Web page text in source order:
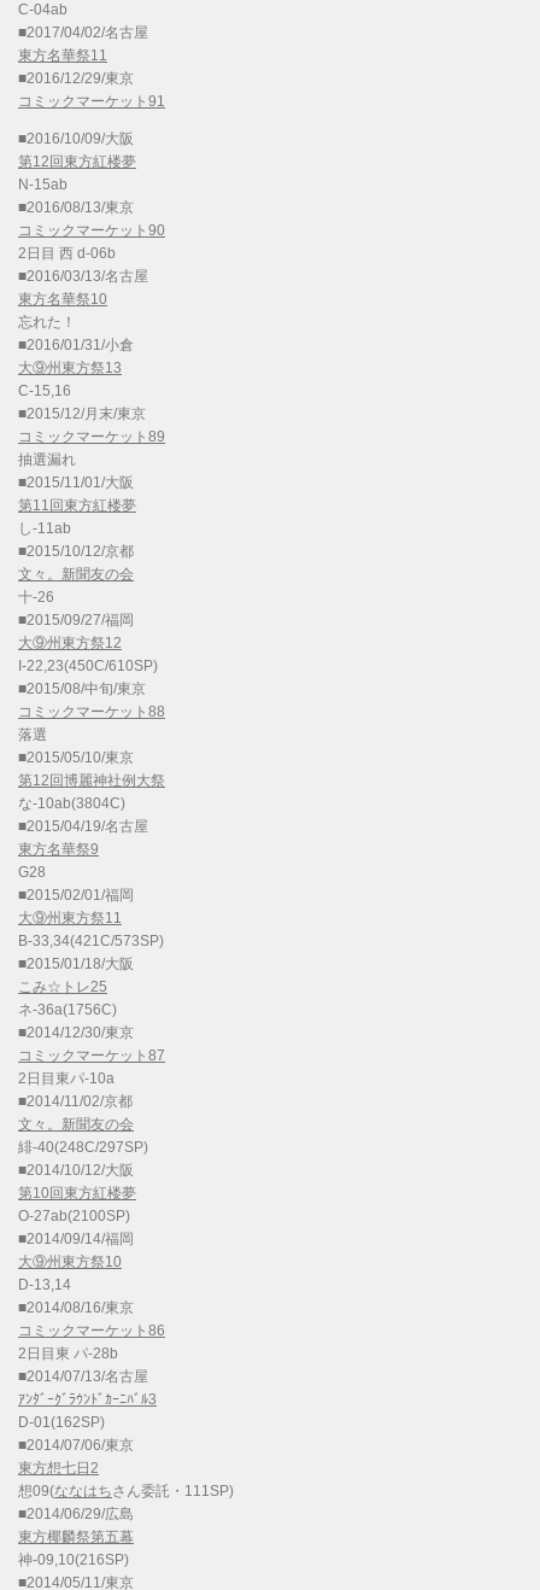
C-04ab
■2017/04/02/名古屋
東方名華祭11
■2016/12/29/東京
コミックマーケット91
■2016/10/09/大阪
第12回東方紅楼夢
N-15ab
■2016/08/13/東京
コミックマーケット90
2日目 西 d-06b
■2016/03/13/名古屋
東方名華祭10
忘れた！
■2016/01/31/小倉
大⑨州東方祭13
C-15,16
■2015/12/月末/東京
コミックマーケット89
抽選漏れ
■2015/11/01/大阪
第11回東方紅楼夢
し-11ab
■2015/10/12/京都
文々。新聞友の会
十-26
■2015/09/27/福岡
大⑨州東方祭12
I-22,23(450C/610SP)
■2015/08/中旬/東京
コミックマーケット88
落選
■2015/05/10/東京
第12回博麗神社例大祭
な-10ab(3804C)
■2015/04/19/名古屋
東方名華祭9
G28
■2015/02/01/福岡
大⑨州東方祭11
B-33,34(421C/573SP)
■2015/01/18/大阪
こみ☆トレ25
ネ-36a(1756C)
■2014/12/30/東京
コミックマーケット87
2日目東パ-10a
■2014/11/02/京都
文々。新聞友の会
緋-40(248C/297SP)
■2014/10/12/大阪
第10回東方紅楼夢
O-27ab(2100SP)
■2014/09/14/福岡
大⑨州東方祭10
D-13,14
■2014/08/16/東京
コミックマーケット86
2日目東 パ-28b
■2014/07/13/名古屋
ｱﾝﾀﾞｰｸﾞﾗｳﾝﾄﾞｶｰﾆﾊﾞﾙ3
D-01(162SP)
■2014/07/06/東京
東方想七日2
想09(ななはちさん委託・111SP)
■2014/06/29/広島
東方椰麟祭第五幕
神-09,10(216SP)
■2014/05/11/東京